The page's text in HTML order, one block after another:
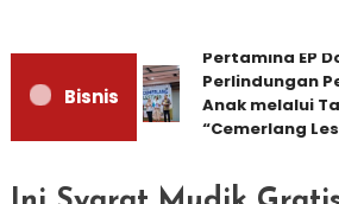
Bisnis
Pertamina EP
Perlindungan
Anak melalui
“Cemerlang